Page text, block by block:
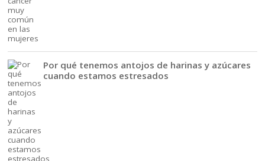
Por qué tenemos antojos de harinas y azúcares
cuando estamos estresados